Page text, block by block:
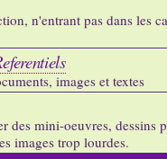
n'entrant pas dans les
images et textes
des mini-oeuvres, dessins
images trop lourdes.